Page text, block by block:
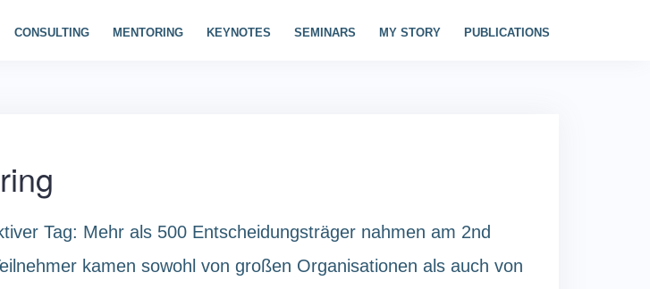
CONSULTING MENTORING KEYNOTES SEMINARS MY STORY PUBLICATIONS
Tag: Mehr als 500 Entscheidungsträger nahmen am 2nd
kamen sowohl von großen Organisationen als auch von